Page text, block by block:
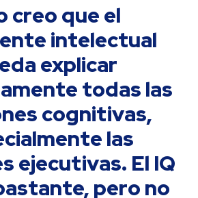
creo que el
intelectual
explicar
todas las
cognitivas,
las
ejecutivas. El IQ
pero no